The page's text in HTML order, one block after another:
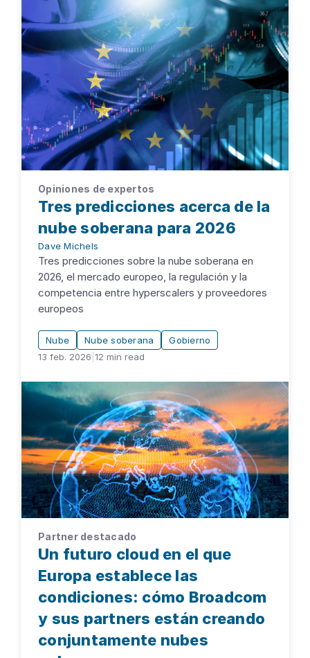
Opiniones de expertos
Tres predicciones acerca de la
nube soberana para 2026
Dave Michels
Tres predicciones sobre la nube soberana en
2026, el mercado europeo, la regulación y la
competencia entre hyperscalers y proveedores
europeos
Nube Nube soberana
Gobierno
13 feb. 2026 12 min read
Partner destacado
Un futuro cloud en el que
Europa establece las
condiciones: cómo Broadcom
y sus partners están creando
conjuntamente nubes